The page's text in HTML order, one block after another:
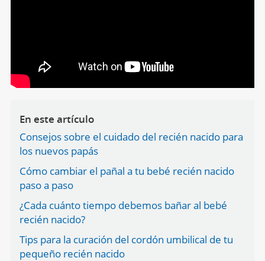
En este artículo
Consejos sobre el cuidado del recién nacido para
los nuevos papás
Cómo cambiar el pañal a tu bebé recién nacido
paso a paso
¿Cada cuánto tiempo debemos bañar al bebé
recién nacido?
Tips para la curación del cordón umbilical de tu
pequeño recién nacido